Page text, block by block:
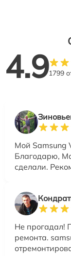
4.91799
Мой Samsung
Благодарю,
сделали.
Не прогадал!
ремонта.